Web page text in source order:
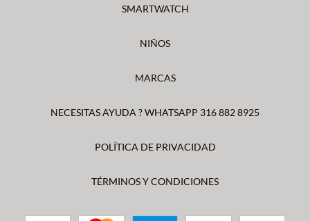
SMARTWATCH
NIÑOS
MARCAS
NECESITAS AYUDA ? WHATSAPP 316 882 8925
POLÍTICA DE PRIVACIDAD
TÉRMINOS Y CONDICIONES